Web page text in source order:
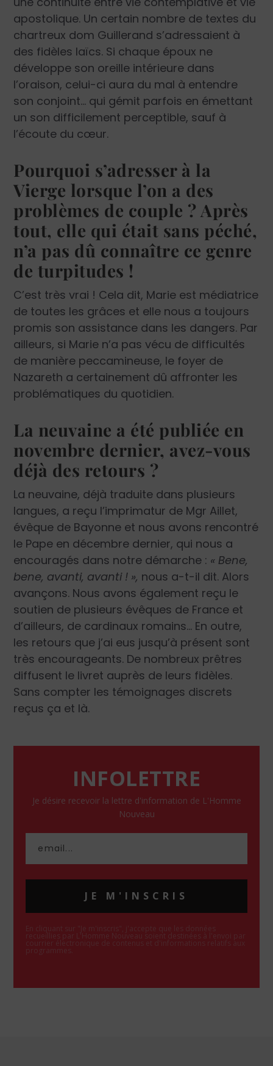
apostolique. Un certain nombre de textes du
chartreux dom Guillerand s’adressaient à
des fidèles laïcs. Si chaque époux ne
développe son oreille intérieure dans
l’oraison, celui-ci ­aura du mal à entendre
son conjoint… qui gémit parfois en émettant
un son difficilement perceptible, sauf à
l’écoute du cœur.
Pourquoi s’adresser à la
Vierge lorsque l’on a des
problèmes de couple ? Après
tout, elle qui était sans péché,
n’a pas dû connaître ce genre
de turpitudes !
C’est très vrai ! Cela dit, Marie est médiatrice
de toutes les grâces et elle nous a toujours
promis son assistance dans les dangers. Par
ailleurs, si Marie n’a pas vécu de difficultés
de manière peccamineuse, le foyer de
Nazareth a certainement dû affronter les
problématiques du quotidien.
La neuvaine a été publiée en
novembre dernier, avez-vous
déjà des retours ?
La neuvaine, déjà traduite dans plusieurs
langues, a reçu l’imprimatur de Mgr Aillet,
évêque de Bayonne et nous avons rencontré
le Pape en décembre dernier, qui nous a
encouragés dans notre démarche : « Bene,
bene, avanti, avanti ! », nous a-t-il dit. Alors
avançons. Nous avons également reçu le
soutien de plusieurs évêques de France et
d’ailleurs, de cardinaux romains… En outre,
les retours que j’ai eus jusqu’à présent sont
très encourageants. De nombreux prêtres
diffusent le livret auprès de leurs fidèles.
Sans compter les témoignages discrets
reçus ça et là.
INFOLETTRE
Je désire recevoir la lettre d'information de L'Homme
Nouveau
JE M'INSCRIS
En cliquant sur "Je m'inscris", j'accepte que les données
recueillies par L'Homme Nouveau soient destinées à l'envoi par
courrier électronique de contenus et d'informations relatifs aux
programmes.